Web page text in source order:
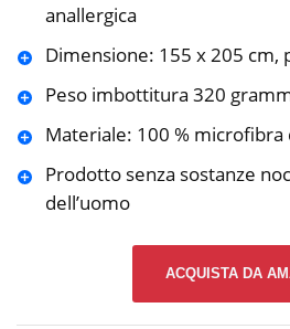
anallergica
Dimensione: 155 x 205 cm,
Peso imbottitura 320
Materiale: 100 % microfibra
Prodotto senza sostanze
dell’uomo
ACQUISTA DA